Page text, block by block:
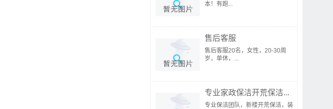
本！有跑...
售后客服
售后客服20名，女性，20-30周
岁，单休，...
专业家政保洁开荒保洁...
专业保洁团队，新楼开荒保洁，装